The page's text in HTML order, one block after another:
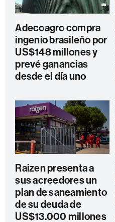
Adecoagro compra
ingenio brasileño por
US$148 millones y
prevé ganancias
desde el día uno
Raizen presenta a
sus acreedores un
plan de saneamiento
de su deuda de
US$13.000 millones